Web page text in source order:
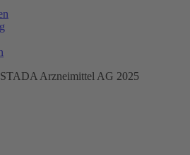
Arzneimittel AG 2025